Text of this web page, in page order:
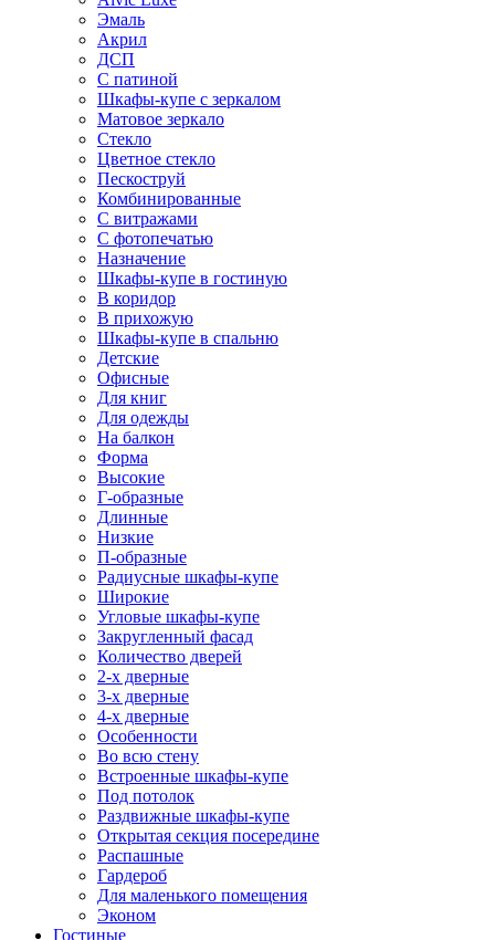
Эмаль
Акрил
ДСП
С патиной
Шкафы-купе с зеркалом
Матовое зеркало
Стекло
Цветное стекло
Пескоструй
Комбинированные
С витражами
С фотопечатью
Назначение
Шкафы-купе в гостиную
В коридор
В прихожую
Шкафы-купе в спальню
Детские
Офисные
Для книг
Для одежды
На балкон
Форма
Высокие
Г-образные
Длинные
Низкие
П-образные
Радиусные шкафы-купе
Широкие
Угловые шкафы-купе
Закругленный фасад
Количество дверей
2-х дверные
3-х дверные
4-х дверные
Особенности
Во всю стену
Встроенные шкафы-купе
Под потолок
Раздвижные шкафы-купе
Открытая секция посередине
Распашные
Гардероб
Для маленького помещения
Эконом
Гостиные